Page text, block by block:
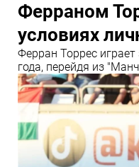
Ферраном
условиях
Ферран Торрес
года, перейдя из